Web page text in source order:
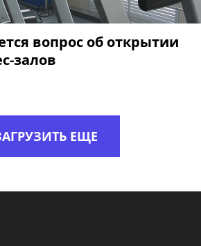
вопрос об открытии
залов
ЕЩЕ